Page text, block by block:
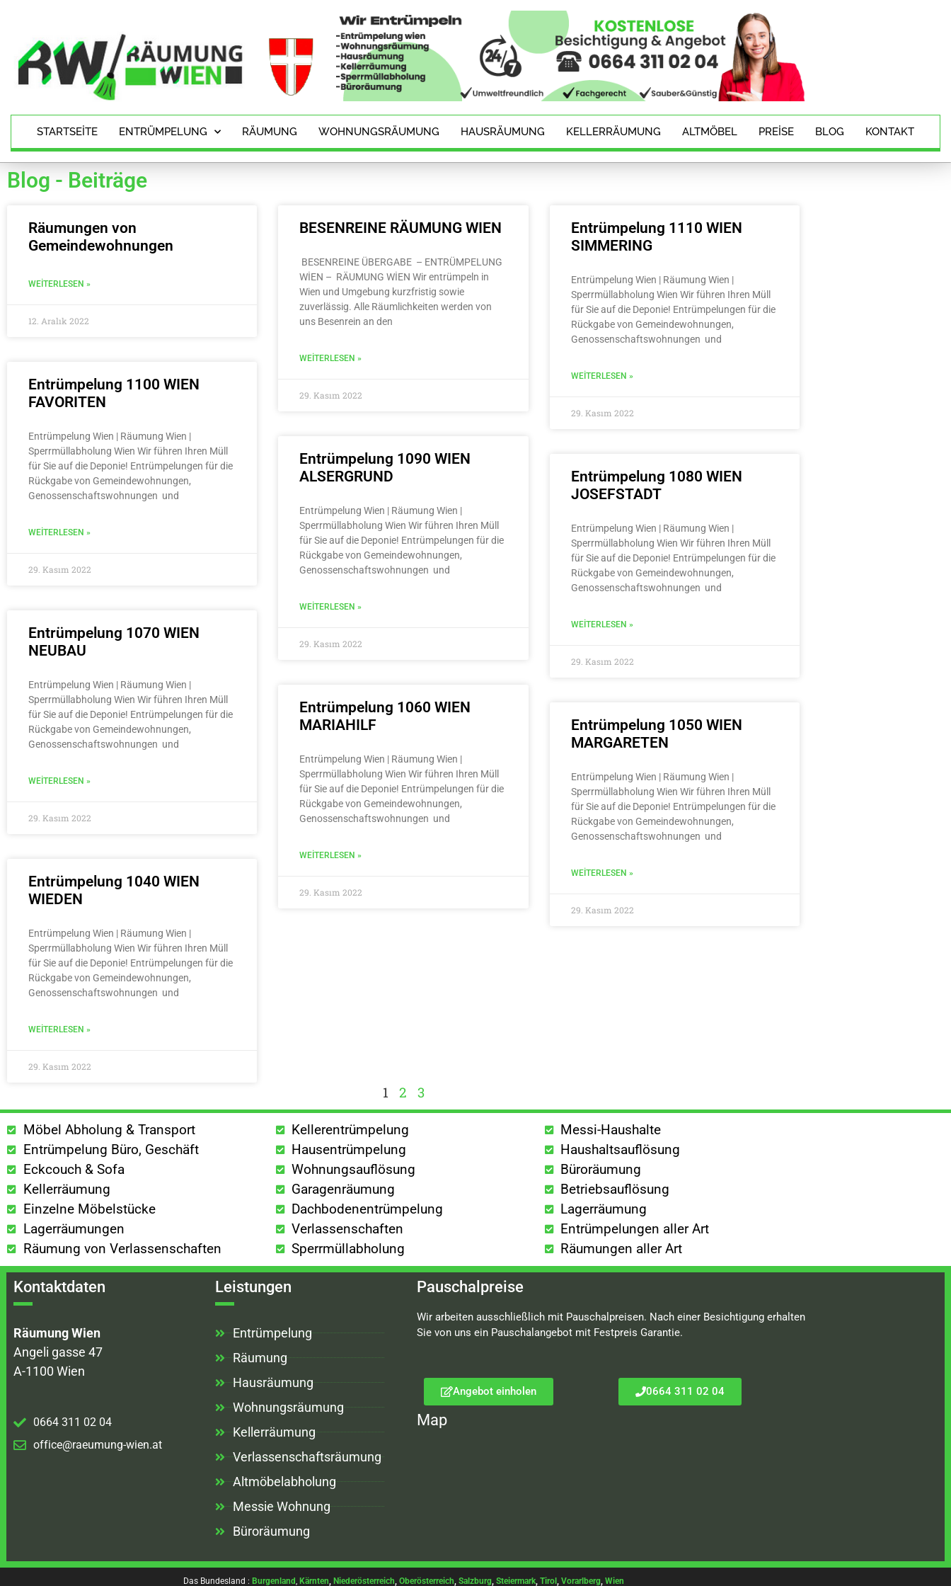
STARTSEITE ENTRÜMPELUNG RÄUMUNG WOHNUNGSRÄUMUNG HAUSRÄUMUNG KELLERRÄUMUNG ALTMÖBEL PREISE BLOG KONTAKT
Blog - Beiträge
Räumungen von
Gemeindewohnungen
WEITERLESEN »
12. Aralık 2022
BESENREINE RÄUMUNG WIEN
BESENREINE ÜBERGABE – ENTRÜMPELUNG
WİEN – RÄUMUNG WİEN Wir entrümpeln in
Wien und Umgebung kurzfristig sowie
zuverlässig. Alle Räumlichkeiten werden von
uns Besenrein an den
WEITERLESEN »
29. Kasım 2022
Entrümpelung 1110 WIEN
SIMMERING
Entrümpelung Wien | Räumung Wien |
Sperrmüllabholung Wien Wir führen Ihren Müll
für Sie auf die Deponie! Entrümpelungen für die
Rückgabe von Gemeindewohnungen,
Genossenschaftswohnungen und
WEITERLESEN »
29. Kasım 2022
Entrümpelung 1100 WIEN
FAVORITEN
Entrümpelung Wien | Räumung Wien |
Sperrmüllabholung Wien Wir führen Ihren Müll
für Sie auf die Deponie! Entrümpelungen für die
Rückgabe von Gemeindewohnungen,
Genossenschaftswohnungen und
WEITERLESEN »
29. Kasım 2022
Entrümpelung 1090 WIEN
ALSERGRUND
Entrümpelung Wien | Räumung Wien |
Sperrmüllabholung Wien Wir führen Ihren Müll
für Sie auf die Deponie! Entrümpelungen für die
Rückgabe von Gemeindewohnungen,
Genossenschaftswohnungen und
WEITERLESEN »
29. Kasım 2022
Entrümpelung 1080 WIEN
JOSEFSTADT
Entrümpelung Wien | Räumung Wien |
Sperrmüllabholung Wien Wir führen Ihren Müll
für Sie auf die Deponie! Entrümpelungen für die
Rückgabe von Gemeindewohnungen,
Genossenschaftswohnungen und
WEITERLESEN »
29. Kasım 2022
Entrümpelung 1070 WIEN
NEUBAU
Entrümpelung Wien | Räumung Wien |
Sperrmüllabholung Wien Wir führen Ihren Müll
für Sie auf die Deponie! Entrümpelungen für die
Rückgabe von Gemeindewohnungen,
Genossenschaftswohnungen und
WEITERLESEN »
29. Kasım 2022
Entrümpelung 1060 WIEN
MARIAHILF
Entrümpelung Wien | Räumung Wien |
Sperrmüllabholung Wien Wir führen Ihren Müll
für Sie auf die Deponie! Entrümpelungen für die
Rückgabe von Gemeindewohnungen,
Genossenschaftswohnungen und
WEITERLESEN »
29. Kasım 2022
Entrümpelung 1050 WIEN
MARGARETEN
Entrümpelung Wien | Räumung Wien |
Sperrmüllabholung Wien Wir führen Ihren Müll
für Sie auf die Deponie! Entrümpelungen für die
Rückgabe von Gemeindewohnungen,
Genossenschaftswohnungen und
WEITERLESEN »
29. Kasım 2022
Entrümpelung 1040 WIEN
WIEDEN
Entrümpelung Wien | Räumung Wien |
Sperrmüllabholung Wien Wir führen Ihren Müll
für Sie auf die Deponie! Entrümpelungen für die
Rückgabe von Gemeindewohnungen,
Genossenschaftswohnungen und
WEITERLESEN »
29. Kasım 2022
1 2 3
Möbel Abholung & Transport
Entrümpelung Büro, Geschäft
Eckcouch & Sofa
Kellerräumung
Einzelne Möbelstücke
Lagerräumungen
Räumung von Verlassenschaften
Kellerentrümpelung
Hausentrümpelung
Wohnungsauflösung
Garagenräumung
Dachbodenentrümpelung
Verlassenschaften
Sperrmüllabholung
Messi-Haushalte
Haushaltsauflösung
Büroräumung
Betriebsauflösung
Lagerräumung
Entrümpelungen aller Art
Räumungen aller Art
Kontaktdaten
Räumung Wien
Angeli gasse 47
A-1100 Wien
0664 311 02 04
office@raeumung-wien.at
Leistungen
Entrümpelung
Räumung
Hausräumung
Wohnungsräumung
Kellerräumung
Verlassenschaftsräumung
Altmöbelabholung
Messie Wohnung
Büroräumung
Pauschalpreise
Wir arbeiten ausschließlich mit Pauschalpreisen. Nach einer Besichtigung erhalten
Sie von uns ein Pauschalangebot mit Festpreis Garantie.
Angebot einholen 0664 311 02 04
Map
Das Bundesland : Burgenland Kärnten Niederösterreich Oberösterreich Salzburg, Steiermark, Tirol, Vorarlberg, Wien